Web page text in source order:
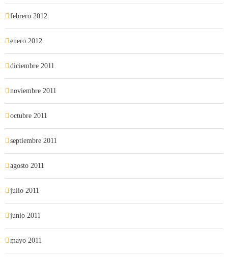
febrero 2012
enero 2012
diciembre 2011
noviembre 2011
octubre 2011
septiembre 2011
agosto 2011
julio 2011
junio 2011
mayo 2011